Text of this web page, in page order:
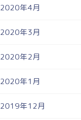
2020年4月
2020年3月
2020年2月
2020年1月
2019年12月